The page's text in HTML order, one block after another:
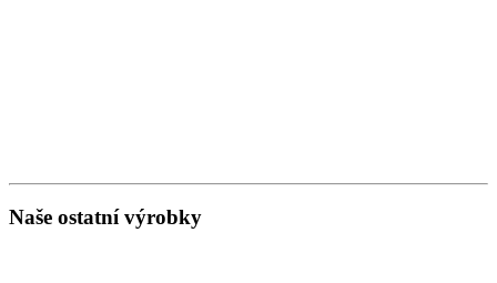
Naše ostatní výrobky